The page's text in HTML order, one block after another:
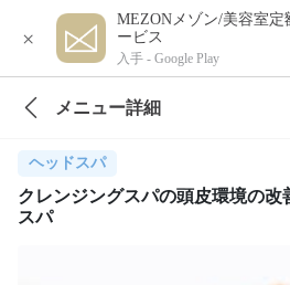
×
MEZONメゾン/美容室定
ービス
入手 - Google Play
メニュー詳細
ヘッドスパ
クレンジングスパの頭皮環境の改
スパ